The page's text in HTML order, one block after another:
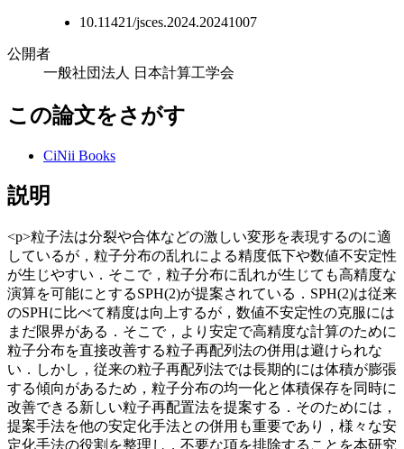
10.11421/jsces.2024.20241007
公開者
一般社団法人 日本計算工学会
この論文をさがす
CiNii Books
説明
<p>粒子法は分裂や合体などの激しい変形を表現するのに適
しているが，粒子分布の乱れによる精度低下や数値不安定性
が生じやすい．そこで，粒子分布に乱れが生じても高精度な
演算を可能にとするSPH(2)が提案されている．SPH(2)は従来
のSPHに比べて精度は向上するが，数値不安定性の克服には
まだ限界がある．そこで，より安定で高精度な計算のために
粒子分布を直接改善する粒子再配列法の併用は避けられな
い．しかし，従来の粒子再配列法では長期的には体積が膨張
する傾向があるため，粒子分布の均一化と体積保存を同時に
改善できる新しい粒子再配置法を提案する．そのためには，
提案手法を他の安定化手法との併用も重要であり，様々な安
定化手法の役割を整理し，不要な項を排除することを本研究